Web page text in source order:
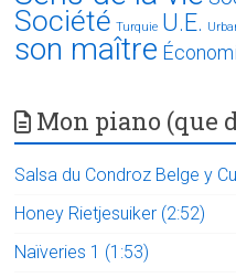
Société Turquie U.E.
son maître
Mon piano (que
Salsa du Condroz Belge y
Honey Rietjesuiker (2:52)
Naïveries 1 (1:53)